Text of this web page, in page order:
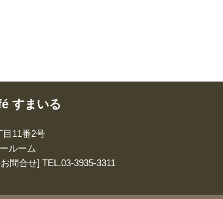
すまいる
目11番2号
ルーム
問合せ] TEL.03-3935-3311